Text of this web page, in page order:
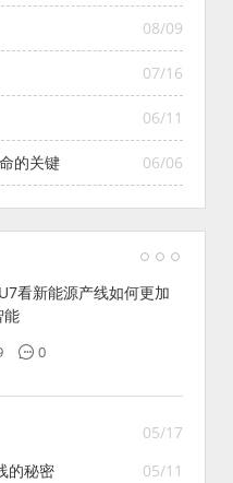
08/09
07/16
06/11
06/06
的关键
看新能源产线如何更加
能
0
05/17
05/11
的秘密